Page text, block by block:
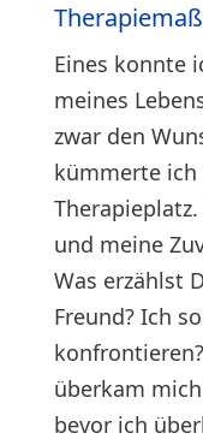
Eines konnte
meines
zwar den
kümmerte
und meine
Was erzählst
Freund? Ich
überkam
bevor ich